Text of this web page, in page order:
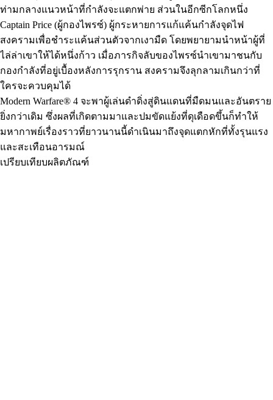
ท่ามกลางแนวหน้าที่กำลังจะแตกพ่าย ส่วนในอีกซีกโลกหนึ่ง
Captain Price (ผู้กองไพรซ์) ผู้กระหายการแก้แค้นกำลังจุดไฟ
สงครามเพื่อชำระแค้นส่วนตัวจากเงามืด โดยพยายามนำหน้าผู้ที่
ไล่ล่าเขาให้ได้หนึ่งก้าว เมื่อภารกิจลับของไพรซ์นำเขามาชนกับ
กองกำลังที่อยู่เบื้องหลังการรุกราน สงครามจึงลุกลามเกินกว่าที่
ใครจะควบคุมได้
Modern Warfare® 4 จะพาผู้เล่นดำดิ่งสู่ดินแดนที่มืดมนและอันตราย
ยิ่งกว่าเดิม ซึ่งผลที่เกิดตามมาและปมขัดแย้งที่ดุเดือดขึ้นก็ทำให้
มหากาพย์เรื่องราวที่ยาวนานนี้ดำเนินมาถึงจุดแตกหักที่ทั้งรุนแรง
และสะเทือนอารมณ์
เปรียบเทียบผลิตภัณฑ์